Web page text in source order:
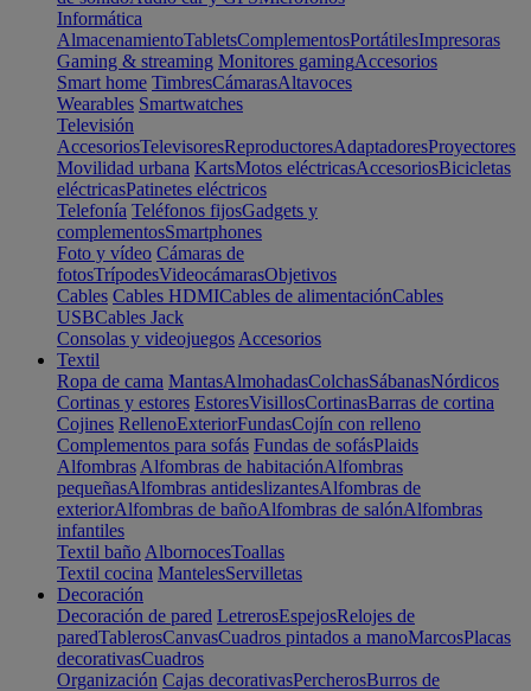
Informática
AlmacenamientoTabletsComplementosPortátilesImpresoras
Gaming & streaming Monitores gamingAccesorios
Smart home TimbresCámarasAltavoces
Wearables Smartwatches
Televisión
AccesoriosTelevisoresReproductoresAdaptadoresProyectores
Movilidad urbana KartsMotos eléctricasAccesoriosBicicletas
eléctricasPatinetes eléctricos
Telefonía Teléfonos fijosGadgets y
complementosSmartphones
Foto y vídeo Cámaras de
fotosTrípodesVideocámarasObjetivos
Cables Cables HDMICables de alimentaciónCables
USBCables Jack
Consolas y videojuegos Accesorios
Textil
Ropa de cama MantasAlmohadasColchasSábanasNórdicos
Cortinas y estores EstoresVisillosCortinasBarras de cortina
Cojines RellenoExteriorFundasCojín con relleno
Complementos para sofás Fundas de sofásPlaids
Alfombras Alfombras de habitaciónAlfombras
pequeñasAlfombras antideslizantesAlfombras de
exteriorAlfombras de bañoAlfombras de salónAlfombras
infantiles
Textil baño AlbornocesToallas
Textil cocina MantelesServilletas
Decoración
Decoración de pared LetrerosEspejosRelojes de
paredTablerosCanvasCuadros pintados a manoMarcosPlacas
decorativasCuadros
Organización Cajas decorativasPercherosBurros de